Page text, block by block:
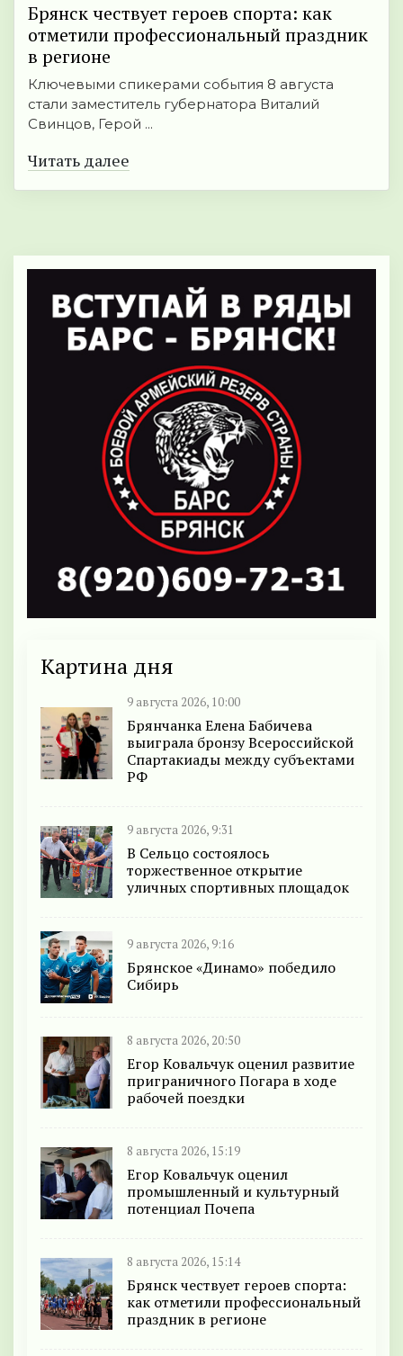
Брянск чествует героев спорта: как
отметили профессиональный праздник
в регионе
Ключевыми спикерами события 8 августа
стали заместитель губернатора Виталий
Свинцов, Герой ...
Читать далее
Картина дня
9 августа 2026, 10:00
Брянчанка Елена Бабичева
выиграла бронзу Всероссийской
Спартакиады между субъектами
РФ
9 августа 2026, 9:31
В Сельцо состоялось
торжественное открытие
уличных спортивных площадок
9 августа 2026, 9:16
Брянское «Динамо» победило
Сибирь
8 августа 2026, 20:50
Егор Ковальчук оценил развитие
приграничного Погара в ходе
рабочей поездки
8 августа 2026, 15:19
Егор Ковальчук оценил
промышленный и культурный
потенциал Почепа
8 августа 2026, 15:14
Брянск чествует героев спорта:
как отметили профессиональный
праздник в регионе